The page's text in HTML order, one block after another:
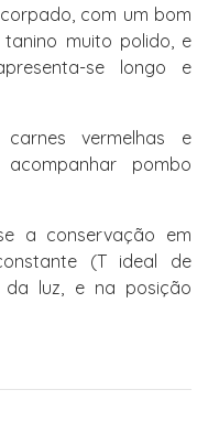
com um bom
muito polido, e
se longo e
vermelhas e
pombo
a conservação em
(T ideal de
da luz, e na posição